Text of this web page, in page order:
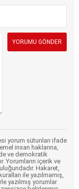
yorum sütunları ifade
insan haklarına,
ve demokratik
Yorumların içerik ve
Hakaret,
ile yazılmamış,
yazılmış yorumlar